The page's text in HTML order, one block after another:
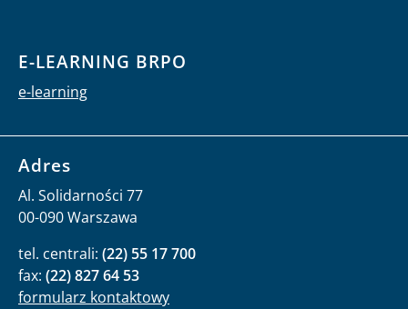
E-LEARNING BRPO
e-learning
Adres
Al. Solidarności 77
00-090 Warszawa
tel. centrali: (22) 55 17 700
fax: (22) 827 64 53
formularz kontaktowy